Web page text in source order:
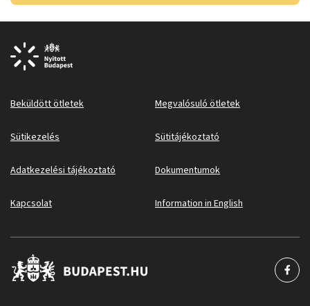
Beküldött ötletek Megvalósuló ötletek
Sütikezelés Sütitájékoztató
Adatkezelési tájékoztató Dokumentumok
Kapcsolat Information in English